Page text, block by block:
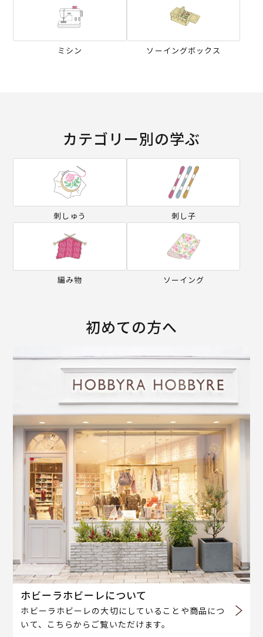
ミシン ソーイングボックス
カテゴリー別の学ぶ
刺しゅう 刺し子
編み物 ソーイング
初めての方へ
ホビーラホビーレについて
ホビーラホビーレの大切にしていることや商品につ
いて、こちらからご覧いただけます。